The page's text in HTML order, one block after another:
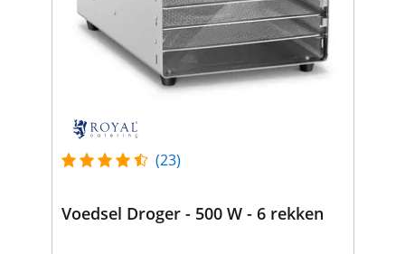
(23)
Voedsel Droger - 500 W - 6 rekken